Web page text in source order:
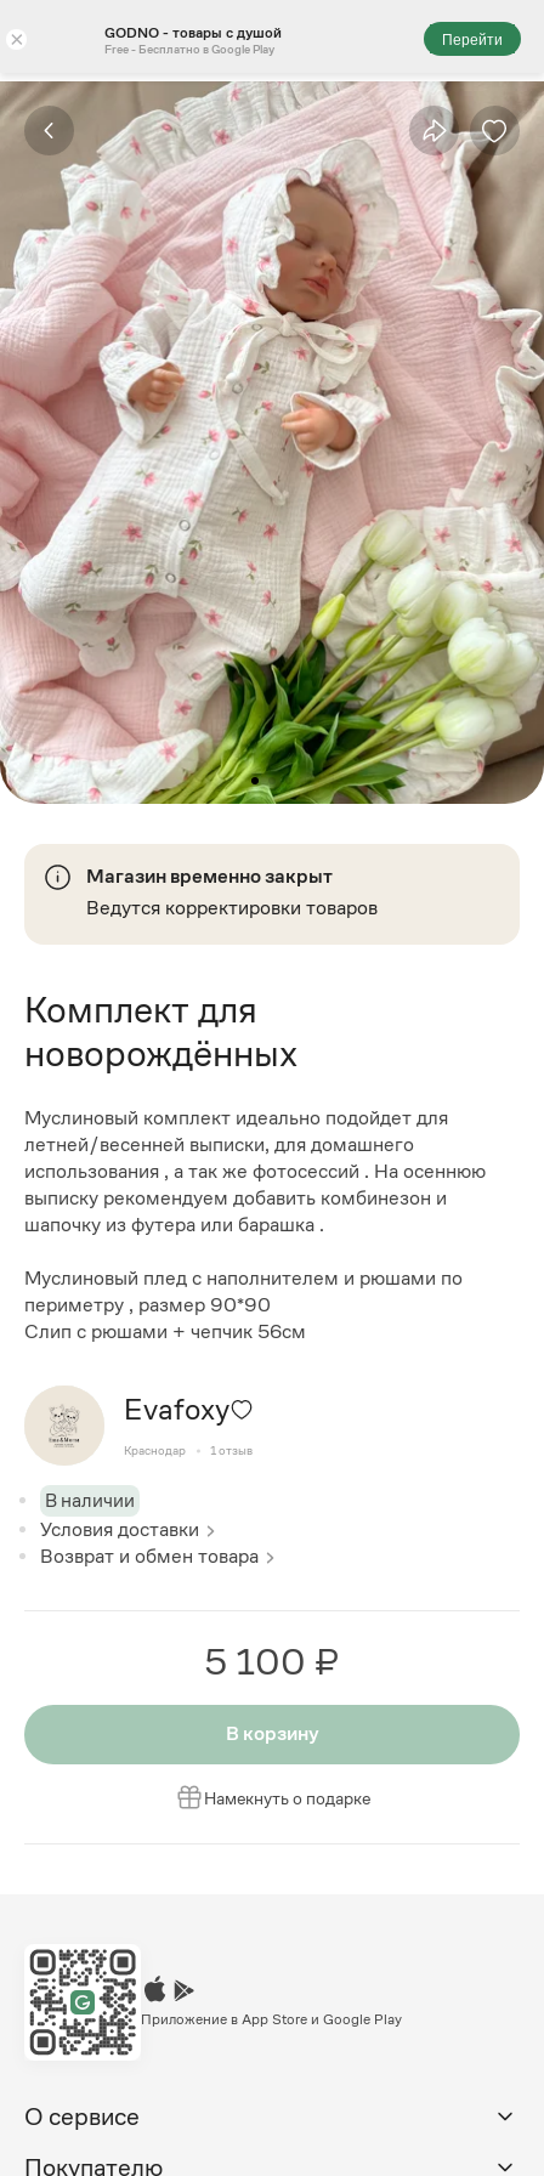
× GODNO - товары с душой
Free - Бесплатно в Google Play
Перейти
Магазин временно закрыт
Ведутся корректировки товаров
Комплект для
новорождённых
Муслиновый комплект идеально подойдет для
летней/весенней выписки, для домашнего
использования , а так же фотосессий . На осеннюю
выписку рекомендуем добавить комбинезон и
шапочку из футера или барашка .
Муслиновый плед с наполнителем и рюшами по
периметру , размер 90*90
Слип с рюшами + чепчик 56см
Evafoxy
Краснодар 1 отзыв
В наличии
Условия доставки
Возврат и обмен товара
5 100 ₽
В корзину
Намекнуть о подарке
Приложение в App Store и Google Play
О сервисе
Покупателю